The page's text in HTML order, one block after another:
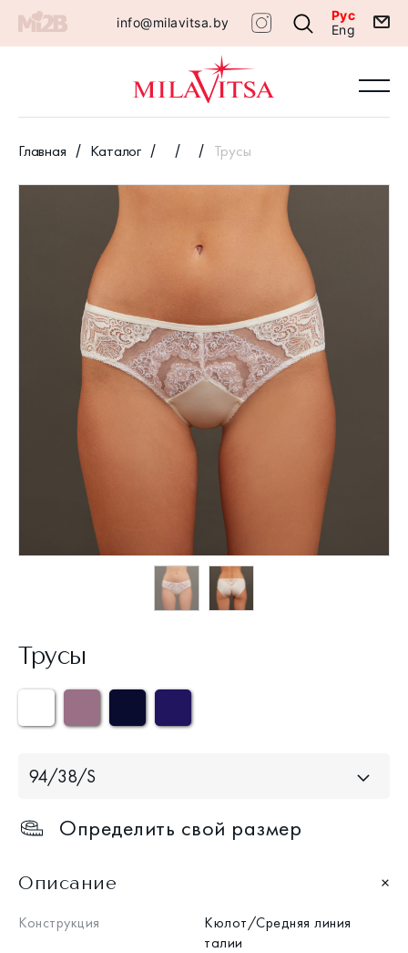
info@milavitsa.by
Рус
Eng
Главная Каталог Трусы
Трусы
94/38/S
Определить свой размер
Описание
Конструкция
Кюлот/Средняя линия
талии